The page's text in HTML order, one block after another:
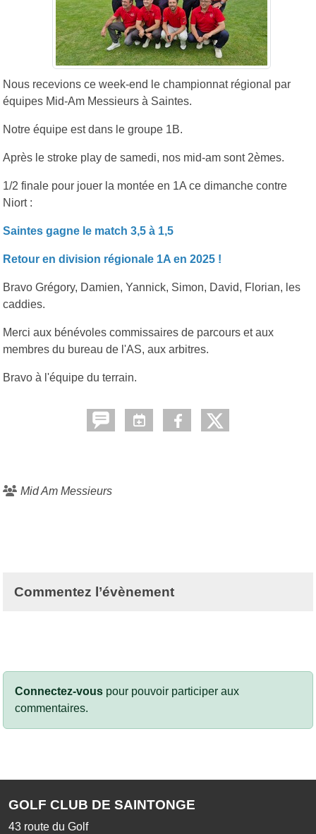
Nous recevions ce week-end le championnat régional par
équipes Mid-Am Messieurs à Saintes.
Notre équipe est dans le groupe 1B.
Après le stroke play de samedi, nos mid-am sont 2èmes.
1/2 finale pour jouer la montée en 1A ce dimanche contre
Niort :
Saintes gagne le match 3,5 à 1,5
Retour en division régionale 1A en 2025 !
Bravo Grégory, Damien, Yannick, Simon, David, Florian, les
caddies.
Merci aux bénévoles commissaires de parcours et aux
membres du bureau de l'AS, aux arbitres.
Bravo à l'équipe du terrain.
Mid Am Messieurs
Commentez l’évènement
Connectez-vous pour pouvoir participer aux
commentaires.
GOLF CLUB DE SAINTONGE
43 route du Golf